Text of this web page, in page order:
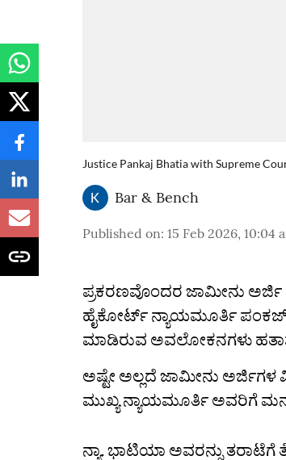
Justice Pankaj Bhatia with Supreme
Bar & Bench
Published on: 15 Feb 2026, 10:04
ಪ್ರಕರಣವೊಂದರ ಜಾಮೀನು
ಹೈಕೋರ್ಟ್‌ ನ್ಯಾಯಮೂರ್ತಿ ಪಂಕಜ್‌
ಮಾಡಿರುವ ಅವಲೋಕನಗಳು
ಅಷ್ಟೇ ಅಲ್ಲದೆ ಜಾಮೀನು
ಮುಖ್ಯ ನ್ಯಾಯಮೂರ್ತಿ ಅವರಿಗೆ
ನ್ಯಾ. ಭಾಟಿಯಾ ಅವರನ್ನು